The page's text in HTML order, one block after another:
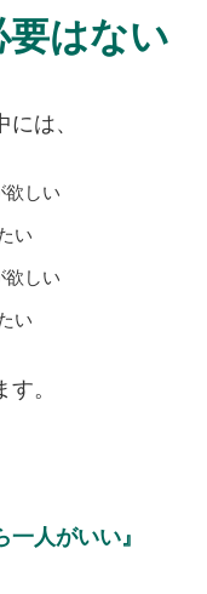
はない
は、
欲しい
い
欲しい
い
。
一人がいい』